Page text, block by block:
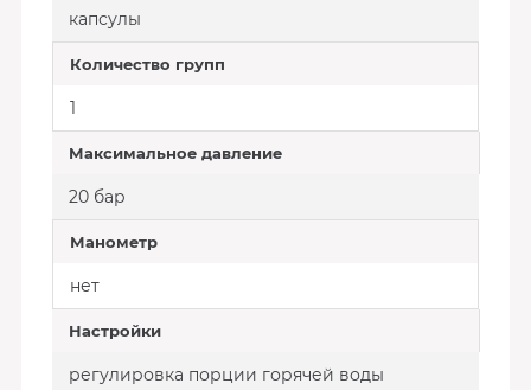
капсулы
Количество групп
1
Максимальное давление
20 бар
Манометр
нет
Настройки
регулировка порции горячей воды